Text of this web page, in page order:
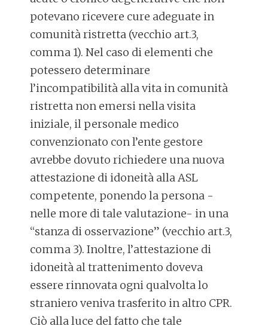
potevano ricevere cure adeguate in
comunità ristretta (vecchio art.3,
comma 1). Nel caso di elementi che
potessero determinare
l’incompatibilità alla vita in comunità
ristretta non emersi nella visita
iniziale, il personale medico
convenzionato con l’ente gestore
avrebbe dovuto richiedere una nuova
attestazione di idoneità alla ASL
competente, ponendo la persona -
nelle more di tale valutazione- in una
“stanza di osservazione” (vecchio art.3,
comma 3). Inoltre, l’attestazione di
idoneità al trattenimento doveva
essere rinnovata ogni qualvolta lo
straniero veniva trasferito in altro CPR.
Ciò alla luce del fatto che tale